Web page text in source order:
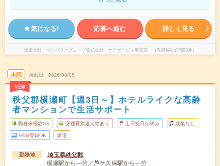
気になる! 応募へ進む 詳しく見る
派遣会社 マンパワーグループ株式会社 ケアサービス事業部 （医療福祉介護関連）
未読
NEW
掲載日 2026/08/05
秩父郡横瀬町【週3日～】ホテルライクな高齢
者マンションで生活サポート
職種未経験OK 交通費別途支給あり 土日祝日が休み 残業なし
WEB登録OK 派遣
勤務地 埼玉県秩父郡
横瀬駅から---分／芦ケ久保駅から---分